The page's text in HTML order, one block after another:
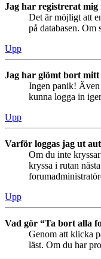
Jag har registrerat mig
Det är möjligt att
på databasen.
Upp
Jag har glömt bort mitt
Ingen panik! Även
kunna logga in
Upp
Varför loggas jag ut
Om du inte
kryssa i rutan
Upp
Vad gör “Ta bort alla
Genom att klicka
läst. Om du har